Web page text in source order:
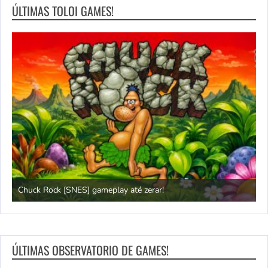
ÚLTIMAS TOLOI GAMES!
Chuck Rock [SNES] gameplay até zerar!
ÚLTIMAS OBSERVATORIO DE GAMES!